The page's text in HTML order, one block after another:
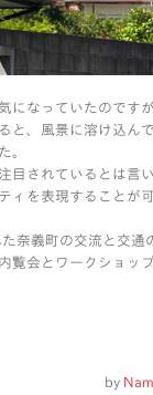
になっていたのです
と、風景に溶け込ん
。
目されているとは言
ィを表現することが
奈義町の交流と交通
覧会とワークショッ
by